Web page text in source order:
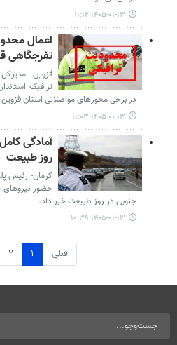
۱۴۰۵-۰۱-۱۳ ۱۱:۱۲
اعمال
تفرجگاهی
قزوین-
ترافیک
در برخی محورهای مواصلاتی استان
۱۴۰۵-۰۱-۱۳ ۱۱:۰۳
آمادگی
روز طبیعت
کرمان- رئیس
حضور نیروهای
جنوبی در روز طبیعت خبر داد.
۱۴۰۵-۰۱-۱۳ ۱۰:۳۹
قبلی ۱ ۲